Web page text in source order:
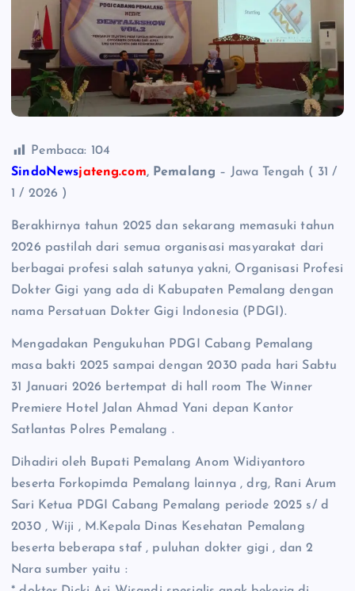
Pembaca: 104
SindoNewsjateng.com, Pemalang – Jawa Tengah ( 31 /
1 / 2026 )
Berakhirnya tahun 2025 dan sekarang memasuki tahun
2026 pastilah dari semua organisasi masyarakat dari
berbagai profesi salah satunya yakni, Organisasi Profesi
Dokter Gigi yang ada di Kabupaten Pemalang dengan
nama Persatuan Dokter Gigi Indonesia (PDGI).
Mengadakan Pengukuhan PDGI Cabang Pemalang
masa bakti 2025 sampai dengan 2030 pada hari Sabtu
31 Januari 2026 bertempat di hall room The Winner
Premiere Hotel Jalan Ahmad Yani depan Kantor
Satlantas Polres Pemalang .
Dihadiri oleh Bupati Pemalang Anom Widiyantoro
beserta Forkopimda Pemalang lainnya , drg, Rani Arum
Sari Ketua PDGI Cabang Pemalang periode 2025 s/ d
2030 , Wiji , M.Kepala Dinas Kesehatan Pemalang
beserta beberapa staf , puluhan dokter gigi , dan 2
Nara sumber yaitu :